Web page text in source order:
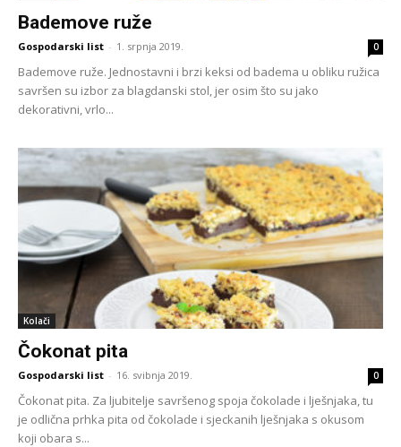
Bademove ruže
Gospodarski list - 1. srpnja 2019. 0
Bademove ruže. Jednostavni i brzi keksi od badema u obliku ružica
savršen su izbor za blagdanski stol, jer osim što su jako
dekorativni, vrlo...
Kolači
Čokonat pita
Gospodarski list - 16. svibnja 2019. 0
Čokonat pita. Za ljubitelje savršenog spoja čokolade i lješnjaka, tu
je odlična prhka pita od čokolade i sjeckanih lješnjaka s okusom
koji obara s...